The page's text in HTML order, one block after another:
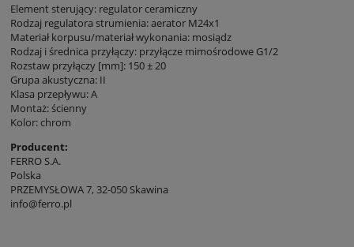
Element sterujący: regulator ceramiczny
Rodzaj regulatora strumienia: aerator M24x1
Materiał korpusu/materiał wykonania: mosiądz
Rodzaj i średnica przyłączy: przyłącze mimośrodowe G1/2
Rozstaw przyłączy [mm]: 150 ± 20
Grupa akustyczna: II
Klasa przepływu: A
Montaż: ścienny
Kolor: chrom
Producent:
FERRO S.A.
Polska
PRZEMYSŁOWA 7, 32-050 Skawina
info@ferro.pl